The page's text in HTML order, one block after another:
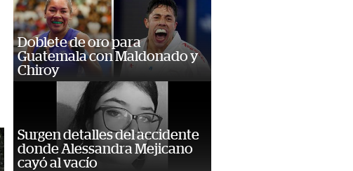
Doblete de oro para
Guatemala con Maldonado y
Chiroy
Surgen detalles del accidente
donde Alessandra Mejicano
cayó al vacío